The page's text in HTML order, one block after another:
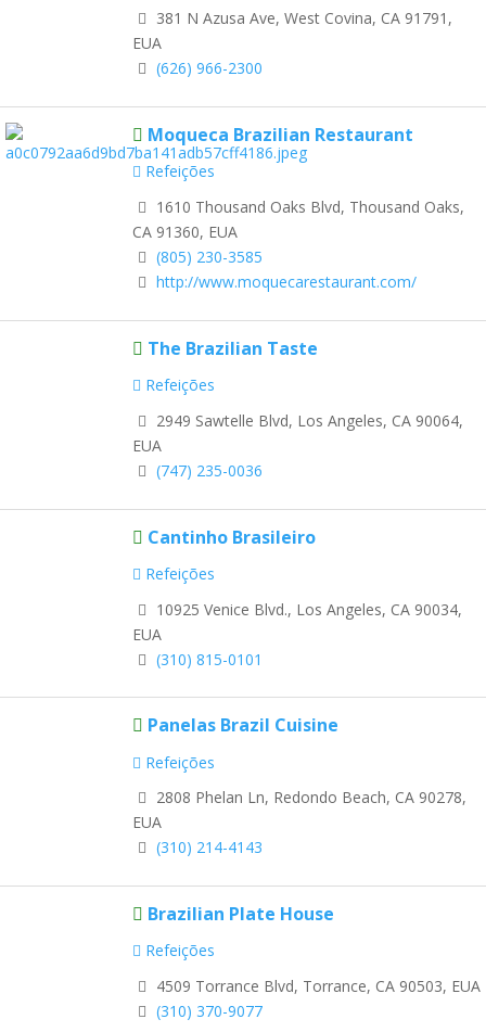
381 N Azusa Ave, West Covina, CA 91791,
EUA
(626) 966-2300
Moqueca Brazilian Restaurant
Refeições
1610 Thousand Oaks Blvd, Thousand Oaks,
CA 91360, EUA
(805) 230-3585
http://www.moquecarestaurant.com/
The Brazilian Taste
Refeições
2949 Sawtelle Blvd, Los Angeles, CA 90064,
EUA
(747) 235-0036
Cantinho Brasileiro
Refeições
10925 Venice Blvd., Los Angeles, CA 90034,
EUA
(310) 815-0101
Panelas Brazil Cuisine
Refeições
2808 Phelan Ln, Redondo Beach, CA 90278,
EUA
(310) 214-4143
Brazilian Plate House
Refeições
4509 Torrance Blvd, Torrance, CA 90503, EUA
(310) 370-9077